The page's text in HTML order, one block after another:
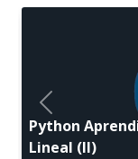
Python
Lineal (II)